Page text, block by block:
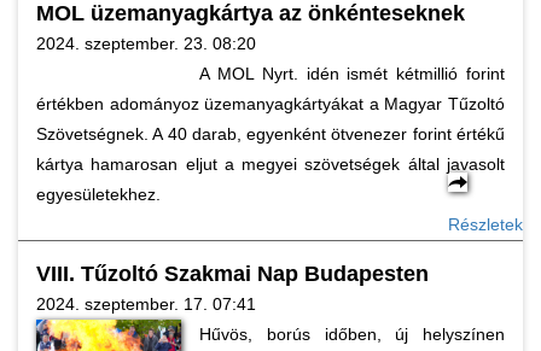
MOL üzemanyagkártya az önkénteseknek
2024. szeptember. 23. 08:20
A MOL Nyrt. idén ismét kétmillió forint
értékben adományoz üzemanyagkártyákat a Magyar Tűzoltó
Szövetségnek. A 40 darab, egyenként ötvenezer forint értékű
kártya hamarosan eljut a megyei szövetségek által javasolt
egyesületekhez.
Részletek
VIII. Tűzoltó Szakmai Nap Budapesten
2024. szeptember. 17. 07:41
Hűvös, borús időben, új helyszínen